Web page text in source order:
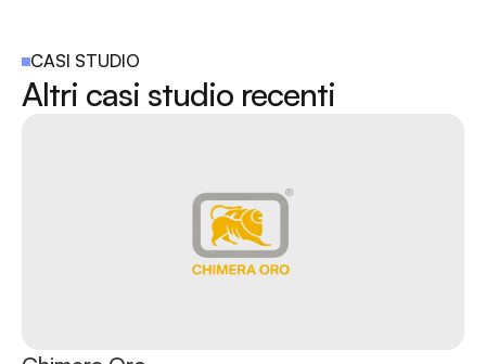
CASI STUDIO
Altri casi studio recenti